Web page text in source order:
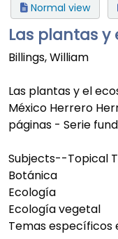
Normal view
Las plantas
Billings, William
Las plantas y el
México Herrero
páginas - Serie
Subjects--Topical
Botánica
Ecología
Ecología vegetal
Temas específicos